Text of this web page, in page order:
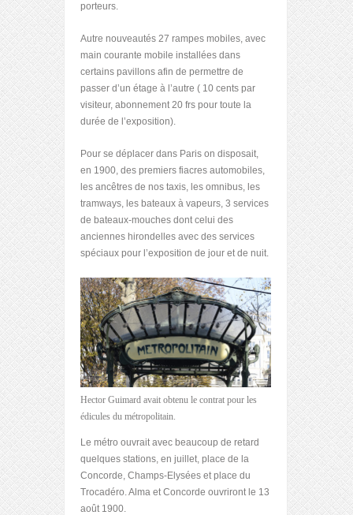
porteurs.
Autre nouveautés 27 rampes mobiles, avec
main courante mobile installées dans
certains pavillons afin de permettre de
passer d’un étage à l’autre ( 10 cents par
visiteur, abonnement 20 frs pour toute la
durée de l’exposition).
Pour se déplacer dans Paris on disposait,
en 1900, des premiers fiacres automobiles,
les ancêtres de nos taxis, les omnibus, les
tramways, les bateaux à vapeurs, 3 services
de bateaux-mouches dont celui des
anciennes hirondelles avec des services
spéciaux pour l’exposition de jour et de nuit.
Hector Guimard avait obtenu le contrat pour les
édicules du métropolitain.
Le métro ouvrait avec beaucoup de retard
quelques stations, en juillet, place de la
Concorde, Champs-Elysées et place du
Trocadéro. Alma et Concorde ouvriront le 13
août 1900.